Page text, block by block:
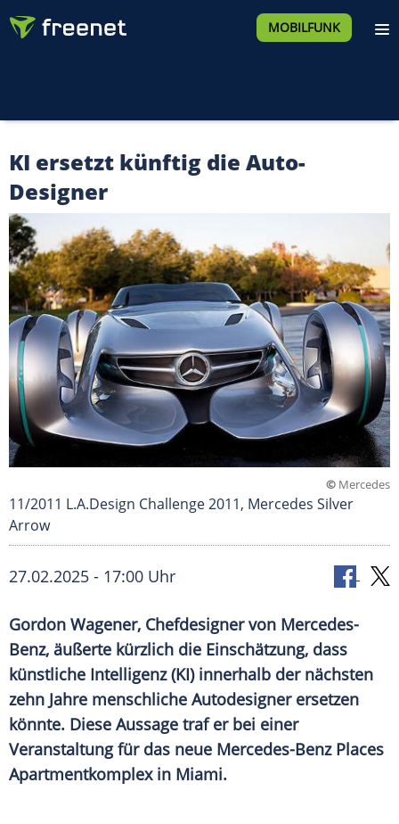
MOBILFUNK
KI ersetzt künftig die Auto-
Designer
© Mercedes
11/2011 L.A.Design Challenge 2011, Mercedes Silver
Arrow
27.02.2025 - 17:00 Uhr
Gordon Wagener, Chefdesigner von Mercedes-
Benz, äußerte kürzlich die Einschätzung, dass
künstliche Intelligenz (KI) innerhalb der nächsten
zehn Jahre menschliche Autodesigner ersetzen
könnte. Diese Aussage traf er bei einer
Veranstaltung für das neue Mercedes-Benz Places
Apartmentkomplex in Miami.